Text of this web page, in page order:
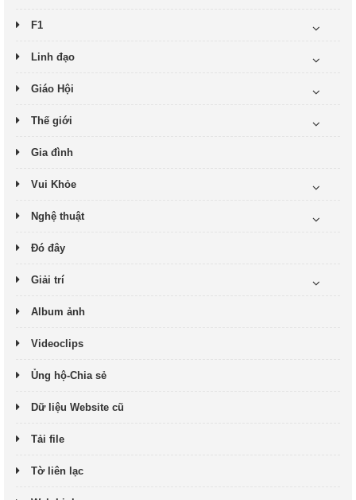
F1
Linh đạo
Giáo Hội
Thế giới
Gia đình
Vui Khỏe
Nghệ thuật
Đó đây
Giải trí
Album ảnh
Videoclips
Ủng hộ-Chia sẻ
Dữ liệu Website cũ
Tải file
Tờ liên lạc